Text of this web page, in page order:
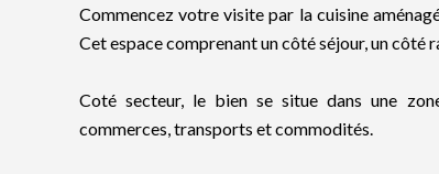
Commencez votre visite par la cuisine
Cet espace comprenant un côté séjour, un côté
Coté secteur, le bien se situe dans une
commerces, transports et commodités.